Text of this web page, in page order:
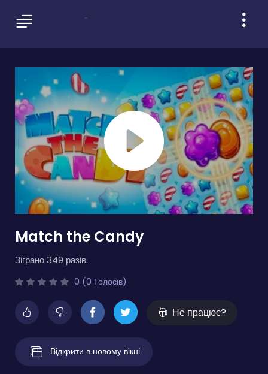
Match the Candy
Зіграно 349 разів.
0 (0 Голосів)
Не працює?
Відкрити в новому вікні